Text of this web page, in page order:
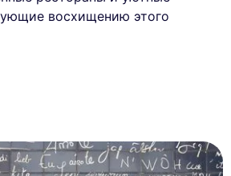
восхищению этого